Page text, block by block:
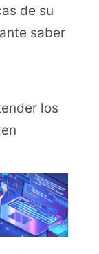
de su
saber
los